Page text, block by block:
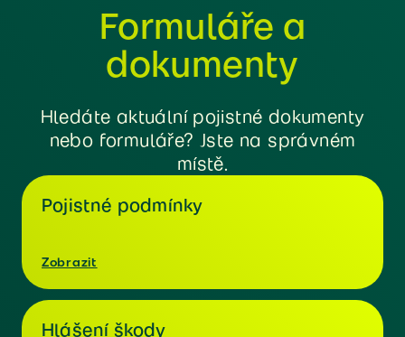
Formuláře a
dokumenty
Hledáte aktuální pojistné dokumenty
nebo formuláře? Jste na správném
místě.
Pojistné podmínky
Zobrazit
Hlášení škody